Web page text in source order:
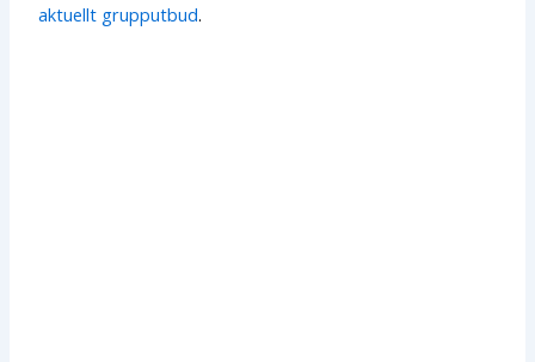
aktuellt grupputbud.